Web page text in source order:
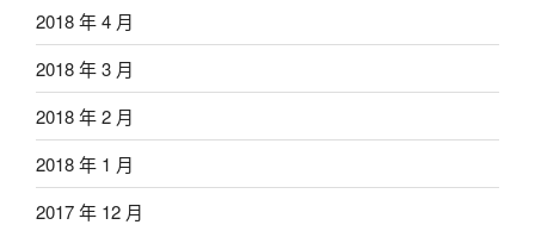
2018 年 4 月
2018 年 3 月
2018 年 2 月
2018 年 1 月
2017 年 12 月